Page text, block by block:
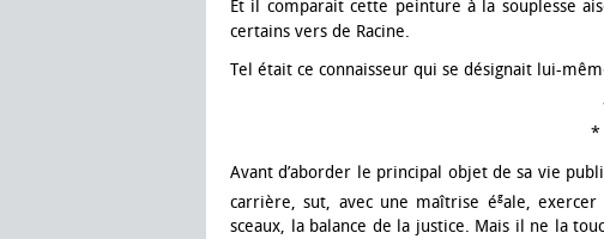
Et il comparait cette peinture à la souplesse
certains vers de Racine.
Tel était ce connaisseur qui se désignait lui-
Avant d’aborder le principal objet de sa vie
carrière, sut, avec une maîtrise égale,
sceaux, la balance de la justice. Mais il ne la